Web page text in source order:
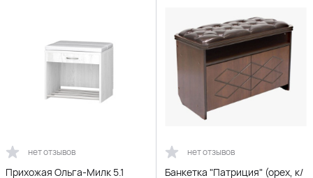
нет отзывов
Прихожая Ольга-Милк 5.1
нет отзывов
Банкетка "Патриция" (орех, к/